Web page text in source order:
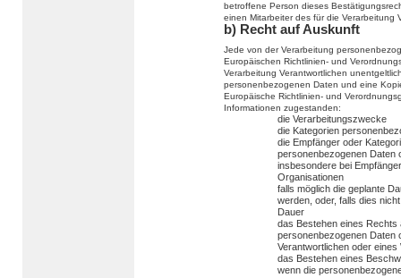
betroffene Person dieses
einen Mitarbeiter des für die Verarbeitung
b) Recht auf Auskunft
Jede von der Verarbeitung
Europäischen Richtlinien- und
Verarbeitung Verantwortlichen
personenbezogenen Daten und eine
Europäische Richtlinien- und
Informationen zugestanden:
die Verarbeitungszwecke
die Kategorien
die Empfänger oder
personenbezogenen Daten
insbesondere bei
Organisationen
falls möglich die geplante
werden, oder, falls dies
Dauer
das Bestehen eines Rechts
personenbezogenen Daten
Verantwortlichen oder
das Bestehen eines
wenn die